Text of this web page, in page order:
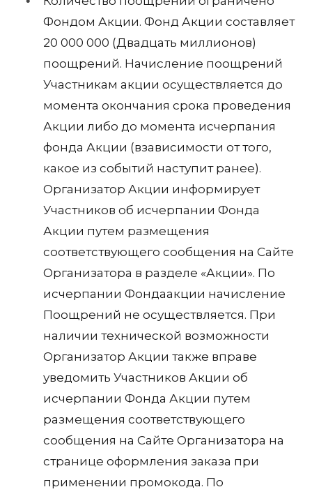
Фондом Акции. Фонд Акции составляет
20 000 000 (Двадцать миллионов)
поощрений. Начисление поощрений
Участникам акции осуществляется до
момента окончания срока проведения
Акции либо до момента исчерпания
фонда Акции (взависимости от того,
какое из событий наступит ранее).
Организатор Акции информирует
Участников об исчерпании Фонда
Акции путем размещения
соответствующего сообщения на Сайте
Организатора в разделе «Акции». По
исчерпании Фондаакции начисление
Поощрений не осуществляется. При
наличии технической возможности
Организатор Акции также вправе
уведомить Участников Акции об
исчерпании Фонда Акции путем
размещения соответствующего
сообщения на Сайте Организатора на
странице оформления заказа при
применении промокода. По